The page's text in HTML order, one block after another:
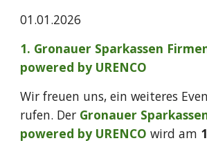
01.01.2026
1. Gronauer Sparkassen
powered by URENCO
Wir freuen uns, ein weiteres
rufen. Der Gronauer
powered by URENCOwird am